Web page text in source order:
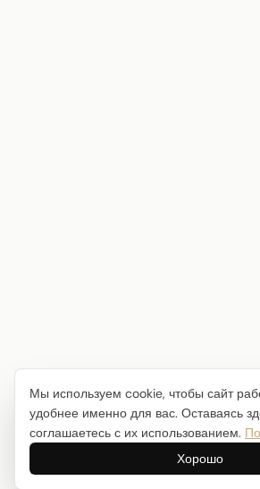
Мы используем cookie, чтобы сайт
удобнее именно для вас. Оставаясь
соглашаетесь с их использованием.
Хорошо